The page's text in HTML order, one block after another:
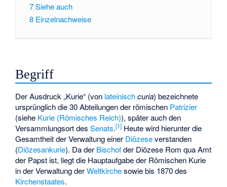
7Siehe auch
8 Einzelnachweise
Begriff
Der Ausdruck „Kurie“ (von lateinisch curia) bezeichnete
ursprünglich die 30 Abteilungen der römischen Patrizier
(siehe Kurie (Römisches Reich)), später auch den
Versammlungsort desSenats.[1] Heute wird hierunter die
Gesamtheit der Verwaltung einer Diözeseverstanden
(Diözesankurie). Da der Bischofder Diözese Rom qua Amt
der Papst ist, liegt die Hauptaufgabe der Römischen Kurie
in der Verwaltung derWeltkirchesowie bis 1870 des
Kirchenstaates.